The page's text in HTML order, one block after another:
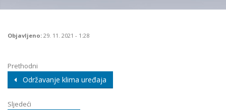
Objavljeno: 29. 11. 2021 - 1:28
Prethodni
Održavanje klima uređaja
Sljedeći